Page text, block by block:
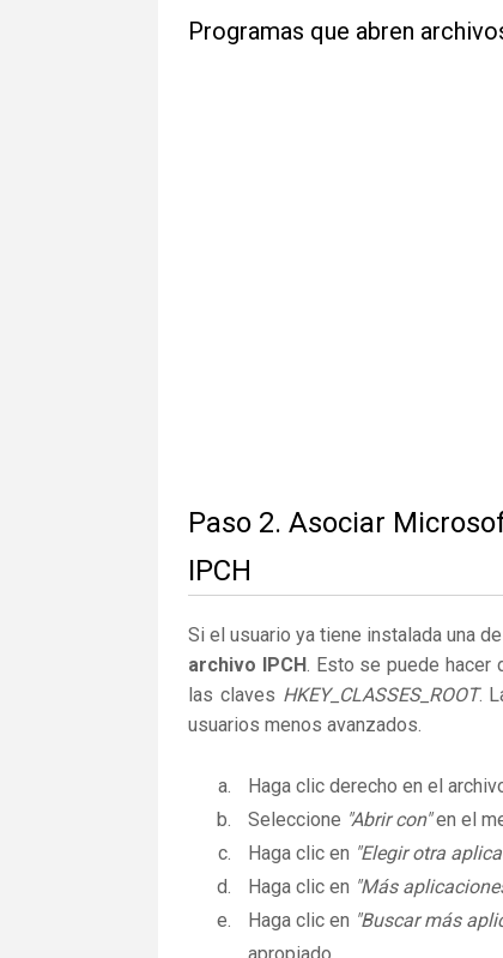
Programas que abren
Paso 2. Asociar
IPCH
Si el usuario ya tiene instalada una
archivo IPCH. Esto se puede hacer
las claves HKEY_CLASSES_ROOT.
usuarios menos avanzados.
Haga clic derecho en el
Seleccione "Abrir con"en el
Haga clic en "Elegir otra
Haga clic en "Más
Haga clic en "Buscar más